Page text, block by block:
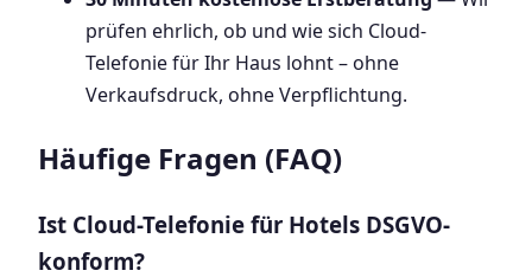
prüfen ehrlich, ob und wie sich Cloud-
Telefonie für Ihr Haus lohnt – ohne
Verkaufsdruck, ohne Verpflichtung.
Häufige Fragen (FAQ)
Ist Cloud-Telefonie für Hotels DSGVO-
konform?